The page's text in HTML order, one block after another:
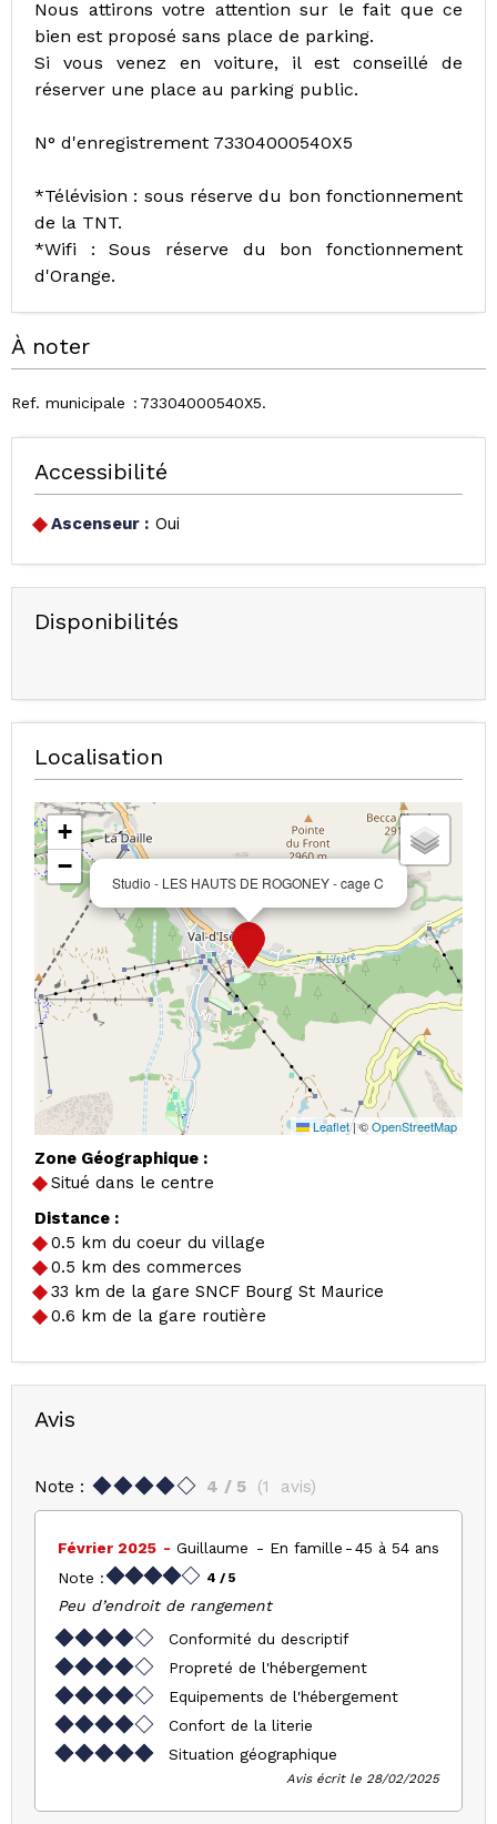
Nous attirons votre attention sur le fait que ce
bien est proposé sans place de parking.
Si vous venez en voiture, il est conseillé de
réserver une place au parking public.
N° d'enregistrement 73304000540X5
*Télévision : sous réserve du bon fonctionnement
de la TNT.
*Wifi : Sous réserve du bon fonctionnement
d'Orange.
À noter
Ref. municipale 73304000540X5
Accessibilité
Ascenseur : Oui
Disponibilités
Localisation
Studio - LES HAUTS DE ROGONEY - cage C
+
−
Leaflet|©OpenStreetMap
Zone Géographique :
Situé dans le centre
Distance :
0.5 km du coeur du village
0.5 km des commerces
33 km de la gare SNCF Bourg St Maurice
0.6 km de la gare routière
Avis
Note : 4 / 5 (1 avis)
Février 2025 Guillaume En famille
45 à 54 ans
Note :
4 / 5
Peu d’endroit de rangement
Conformité du descriptif
Propreté de l'hébergement
Equipements de l'hébergement
Confort de la literie
Situation géographique
Avis écrit le 28/02/2025